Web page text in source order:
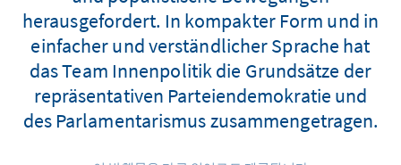
herausgefordert. In kompakter Form und in
einfacher und verständlicher Sprache hat
das Team Innenpolitik die Grundsätze der
repräsentativen Parteiendemokratie und
des Parlamentarismus zusammengetragen.